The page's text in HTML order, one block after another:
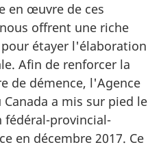
en œuvre de ces
offrent une riche
étayer l'élaboration
Afin de renforcer la
de démence, l'Agence
a mis sur pied le
fédéral-provincial-
en décembre 2017. Ce